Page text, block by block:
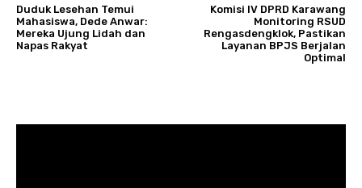
Duduk Lesehan Temui
Mahasiswa, Dede Anwar:
Mereka Ujung Lidah dan
Napas Rakyat
Komisi IV DPRD Karawang
Monitoring RSUD
Rengasdengklok, Pastikan
Layanan BPJS Berjalan
Optimal